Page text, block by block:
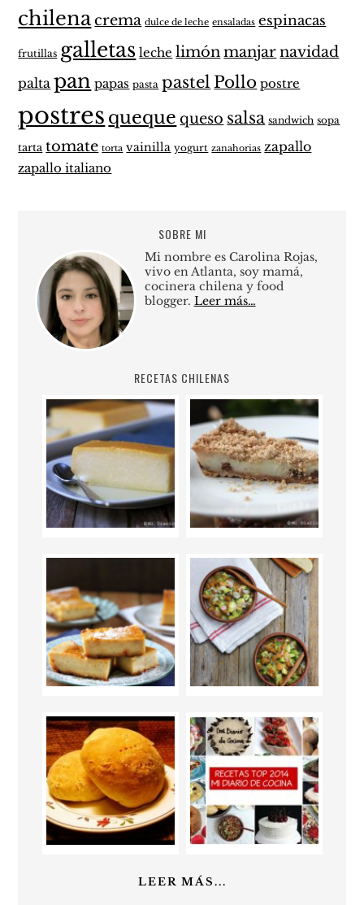
chilenacrema dulce de leche ensaladas espinacas
frutillas galletas leche limónmanjarnavidad
palta pan papas pasta pastel Pollo postre
postres queque queso salsa sandwich sopa
tarta tomate torta vainilla yogurt zanahorias zapallo
zapallo italiano
SOBRE MI
Mi nombre es Carolina Rojas,
vivo en Atlanta, soy mamá,
cocinera chilena y food
blogger. Leer más…
RECETAS CHILENAS
LEER MÁS...